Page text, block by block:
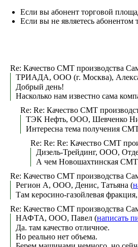
Если вы абонент торговой
Если вы не являетесь абонентом
Re: Качество СМТ производства
ТРИАДА, ООО (г. Москва),
Добрый день!
Насколько нам известно сама
Re: Re: Качество СМТ
ТЭК Нефть, ООО, Шевченко
Интересна тема получения
Re: Re: Re: Качество СМТ
Дизель-Трейдинг, ООО,
А чем Новошахтинская СМТ
Re: Качество СМТ производства
Регион А, ООО, Денис, Татьяна (
Там керосино-газойлевая
Re: Качество СМТ производства
НАФТА, ООО, Павел (написать
Да. там качество отличное.
Но реально нет объема.